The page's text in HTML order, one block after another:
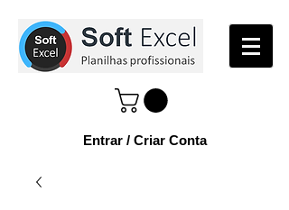
Entrar / Criar Conta